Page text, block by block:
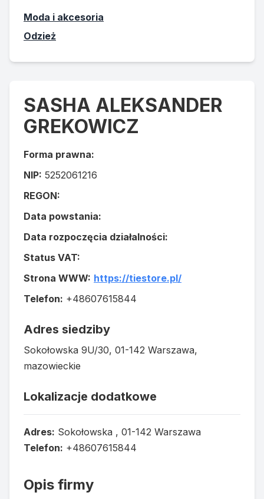
Moda i akcesoria
Odzież
SASHA ALEKSANDER
GREKOWICZ
Forma prawna:
NIP: 5252061216
REGON:
Data powstania:
Data rozpoczęcia działalności:
Status VAT:
Strona WWW: https://tiestore.pl/
Telefon: +48607615844
Adres siedziby
Sokołowska 9U/30, 01-142 Warszawa,
mazowieckie
Lokalizacje dodatkowe
Adres: Sokołowska , 01-142 Warszawa
Telefon: +48607615844
Opis firmy